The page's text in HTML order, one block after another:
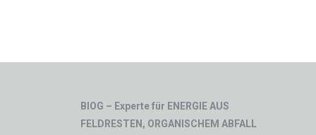
BIOG – Experte für ENERGIE AUS
FELDRESTEN, ORGANISCHEM ABFALL